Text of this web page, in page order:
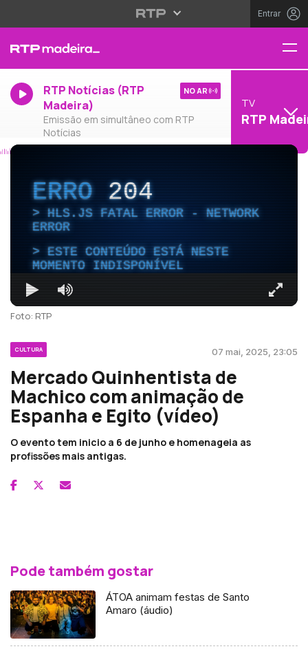
Entrar
RTP Notícias (RTP
Madeira)
Emissão em simultâneo com RTP
Notícias
NO AR
TV
RTP
ERRO204
HLS.JS FATAL ERROR - NETWORK
ERROR
ESTE CONTEÚDO ESTÁ NESTE
MOMENTO INDISPONÍVEL
Foto: RTP
CULTURA 07 mai, 2025, 23:05
Mercado Quinhentista de
Machico com animação de
Espanha e Egito (vídeo)
O evento tem inicio a 6 de junho e homenageia as
profissões mais antigas.
Pode também gostar
ÁTOA animam festas de Santo
Amaro (áudio)